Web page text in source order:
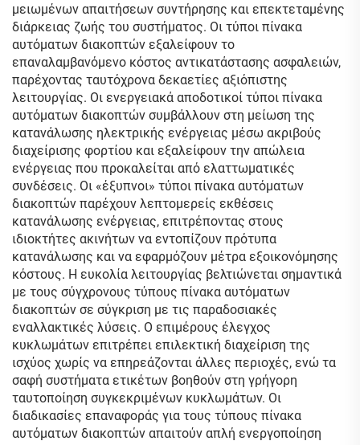
μειωμένων απαιτήσεων συντήρησης και επεκτεταμένης
διάρκειας ζωής του συστήματος. Οι τύποι πίνακα
αυτόματων διακοπτών εξαλείφουν το
επαναλαμβανόμενο κόστος αντικατάστασης ασφαλειών,
παρέχοντας ταυτόχρονα δεκαετίες αξιόπιστης
λειτουργίας. Οι ενεργειακά αποδοτικοί τύποι πίνακα
αυτόματων διακοπτών συμβάλλουν στη μείωση της
κατανάλωσης ηλεκτρικής ενέργειας μέσω ακριβούς
διαχείρισης φορτίου και εξαλείφουν την απώλεια
ενέργειας που προκαλείται από ελαττωματικές
συνδέσεις. Οι «έξυπνοι» τύποι πίνακα αυτόματων
διακοπτών παρέχουν λεπτομερείς εκθέσεις
κατανάλωσης ενέργειας, επιτρέποντας στους
ιδιοκτήτες ακινήτων να εντοπίζουν πρότυπα
κατανάλωσης και να εφαρμόζουν μέτρα εξοικονόμησης
κόστους. Η ευκολία λειτουργίας βελτιώνεται σημαντικά
με τους σύγχρονους τύπους πίνακα αυτόματων
διακοπτών σε σύγκριση με τις παραδοσιακές
εναλλακτικές λύσεις. Ο επιμέρους έλεγχος
κυκλωμάτων επιτρέπει επιλεκτική διαχείριση της
ισχύος χωρίς να επηρεάζονται άλλες περιοχές, ενώ τα
σαφή συστήματα ετικέτων βοηθούν στη γρήγορη
ταυτοποίηση συγκεκριμένων κυκλωμάτων. Οι
διαδικασίες επαναφοράς για τους τύπους πίνακα
αυτόματων διακοπτών απαιτούν απλή ενεργοποίηση